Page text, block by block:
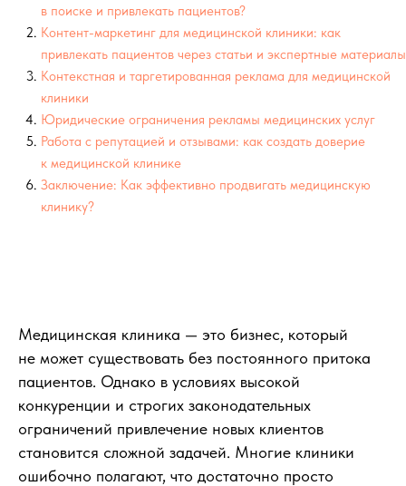
Медицинская клиника — это бизнес, который
не может существовать без постоянного притока
пациентов. Однако в условиях высокой
конкуренции и строгих законодательных
ограничений привлечение новых клиентов
становится сложной задачей. Многие клиники
ошибочно полагают, что достаточно просто